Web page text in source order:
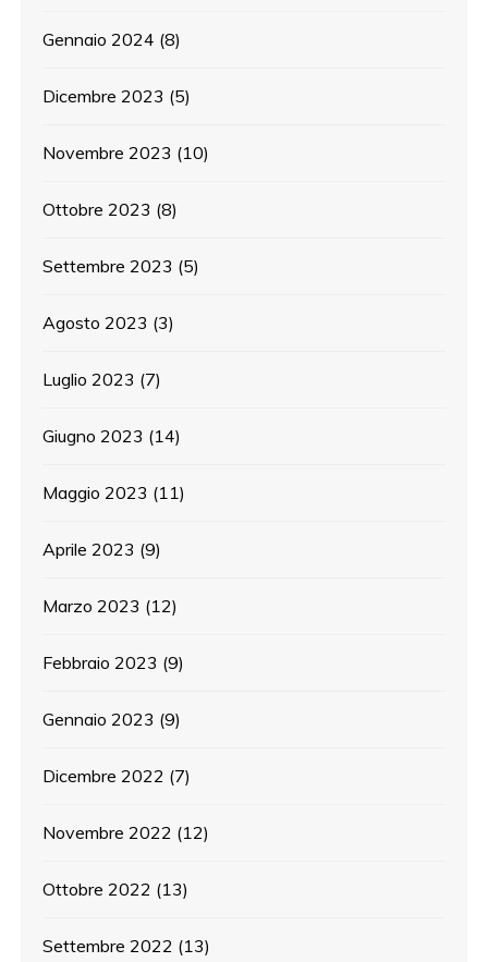
Gennaio 2024 (8)
Dicembre 2023 (5)
Novembre 2023 (10)
Ottobre 2023 (8)
Settembre 2023 (5)
Agosto 2023 (3)
Luglio 2023 (7)
Giugno 2023 (14)
Maggio 2023 (11)
Aprile 2023 (9)
Marzo 2023 (12)
Febbraio 2023 (9)
Gennaio 2023 (9)
Dicembre 2022 (7)
Novembre 2022 (12)
Ottobre 2022 (13)
Settembre 2022 (13)